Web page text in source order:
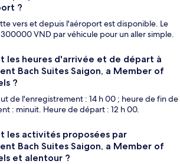
?
vers et depuis l'aéroport est disponible. Le
VND par véhicule pour un aller simple.
les heures d'arrivée et de départ à
Bach Suites Saigon, a Member of
?
de l'enregistrement : 14 h 00 ; heure de fin de
: minuit. Heure de départ : 12 h 00.
les activités proposées par
Bach Suites Saigon, a Member of
et alentour ?